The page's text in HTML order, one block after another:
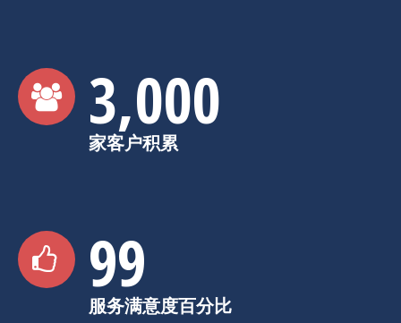
3,000
家客户积累
99
服务满意度百分比